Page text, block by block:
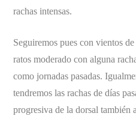
rachas intensas.
Seguiremos pues con vientos
ratos moderado con alguna
como jornadas pasadas.
tendremos las rachas de días
progresiva de la dorsal también